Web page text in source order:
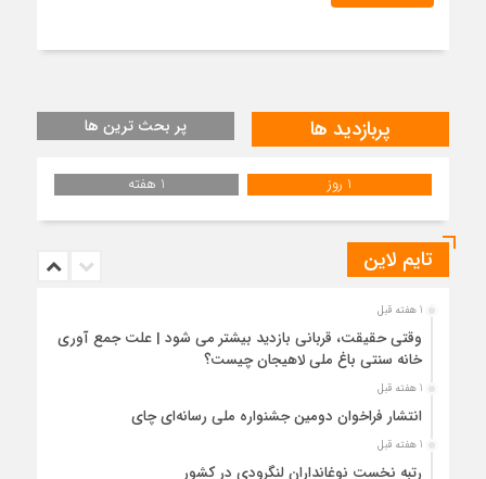
پربازدید ها پر بحث ترین ها
1 روز 1 هفته
تایم لاین
1 هفته قبل
وقتی حقیقت، قربانی بازدید بیشتر می شود | علت جمع آوری
خانه سنتی باغ ملی لاهیجان چیست؟
1 هفته قبل
انتشار فراخوان دومین جشنواره ملی رسانه‌ای چای
1 هفته قبل
رتبه نخست نوغانداران لنگرودی در کشور